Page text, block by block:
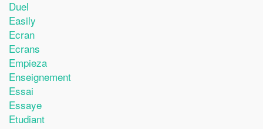
Duel
Easily
Ecran
Ecrans
Empieza
Enseignement
Essai
Essaye
Etudiant